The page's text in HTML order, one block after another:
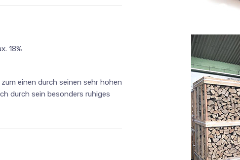
18%
einen durch seinen sehr hohen
durch sein besonders ruhiges